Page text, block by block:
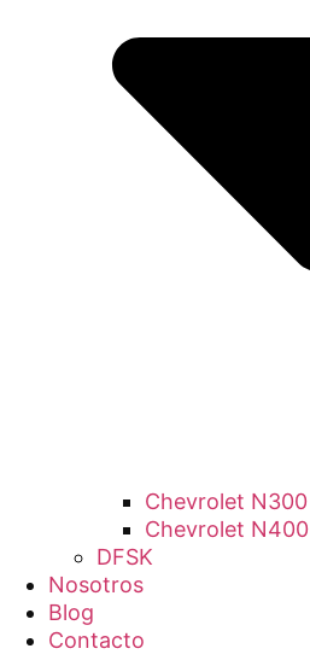
Chevrolet N300
Chevrolet N400
DFSK
Nosotros
Blog
Contacto